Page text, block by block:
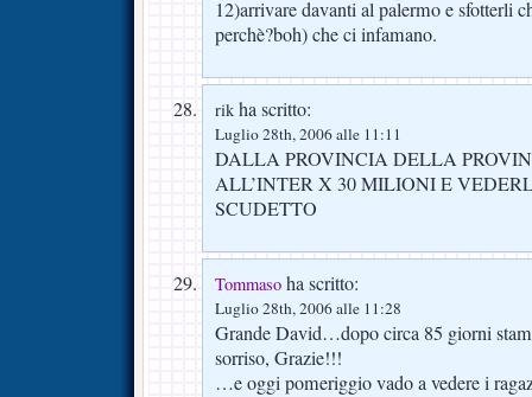
12)arrivare davanti al palermo e sfotterli
perchè?boh) che ci infamano.
rik ha scritto:
Luglio 28th, 2006 alle 11:11
DALLA PROVINCIA DELLA
ALL’INTER X 30 MILIONI E
SCUDETTO
Tommaso ha scritto:
Luglio 28th, 2006 alle 11:28
Grande David…dopo circa 85 giorni
sorriso, Grazie!!!
…e oggi pomeriggio vado a vedere i